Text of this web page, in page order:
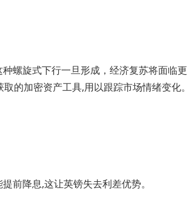
螺旋式下行一旦形成，经济复苏将面临更
取的加密资产工具,用以跟踪市场情绪变化。
前降息,这让英镑失去利差优势。